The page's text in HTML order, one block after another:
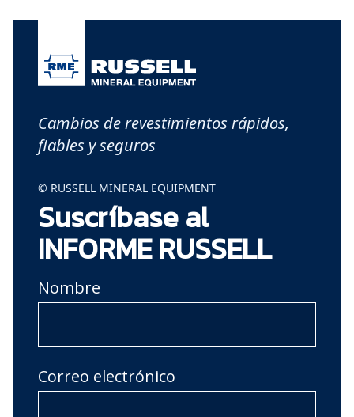
Cambios de revestimientos rápidos,
fiables y seguros
© RUSSELL MINERAL EQUIPMENT
Suscríbase al
INFORME RUSSELL
Nombre
Correo electrónico